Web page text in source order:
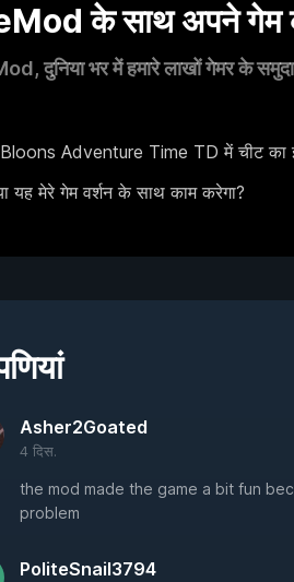
के साथ अपने गेम
दुनिया भर में हमारे लाखों गेमर के
Adventure Time TD में चीट
यह मेरे गेम वर्शन के साथ काम करेगा?
Asher2Goated
4 दिस.
the mod made the game a bit fun
problem
PoliteSnail3794